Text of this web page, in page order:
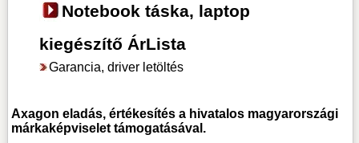
Notebook táska, laptop
kiegészítő ÁrLista
Garancia, driver letöltés
Axagon eladás, értékesítés a hivatalos magyarországi
márkaképviselet támogatásával.